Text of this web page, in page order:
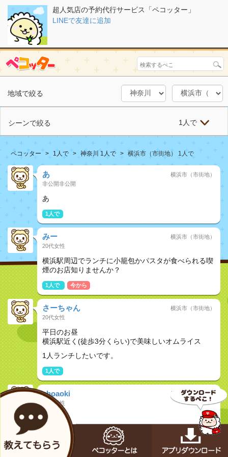
超人気店の予約代行サービス「ペコッター」
LINEで友達に追加
地域で絞る
シーンで絞る 1人で
ペコッター 1人で 神奈川 1人で 横浜市（市街地） 1人で
あ
非公開非公開
横浜市（市街地）
あ
1人で
みー
20代女性
横浜市（市街地）
横浜駅周辺でランチに小籠包かパスタが食べられる喫
煙のお店知りませんか？
1人で 今から
さーちゃん
20代女性
横浜市（市街地）
平日のお昼
横浜駅近く(徒歩3分くらい)で美味しいオムライス
1人ランチしたいです。
1人で
shoaoki
40代男性
横浜市（市街地）
ランチ
友達と 恋人と